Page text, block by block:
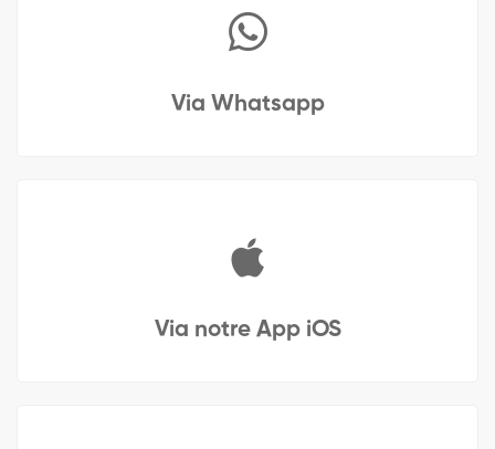
Via Whatsapp
Via notre App iOS